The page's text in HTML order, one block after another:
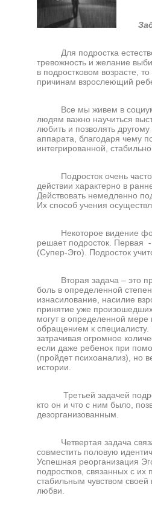
Для подростка
тревожность и желание
в подростковом возрасте,
причинам взрослеющий
Все мы живем в социуме,
людям важно научиться
любить и позволять
аппарата, благодаря чему
интегрированной,
Подросток очень часто
действии характерно в
Действовать немедленно
Их способ учения
Некоторое видение
решает подросток. Первая
(Супер-Эго). Подросток
Вторая задача – это
боль в определенной
изнасилование, насилие
принятие уже
могут в определенной мере
обращением к специалисту.
затрачивая огромное
если даже ребенок при
(пройдет психоанализ), но
истории.
Третьей задачей
кто он и что с ним было,
дезорганизованным.
Четвертая задача
совместить половую
Успешная реорганизация
подростков, связанных с
стабильным чувством своей
любви.